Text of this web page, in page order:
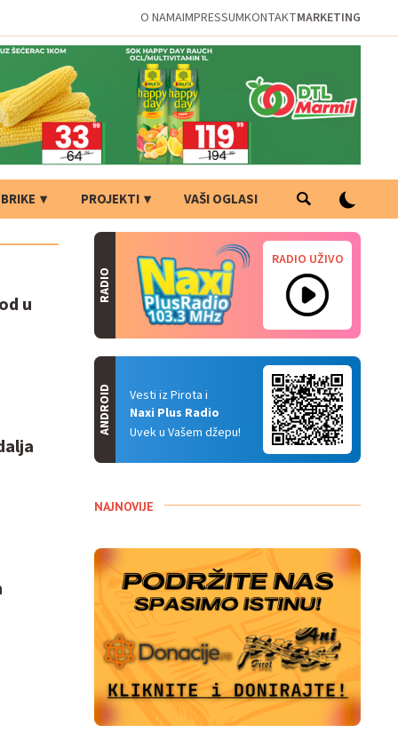
O NAMAIMPRESSUMKONTAKTMARKETING
PROJEKTI VAŠI OGLASI
u
RADIO
RADIO UŽIVO
Vesti iz Pirota i
Naxi Plus Radio
Uvek u Vašem džepu!
ANDROID
NAJNOVIJE